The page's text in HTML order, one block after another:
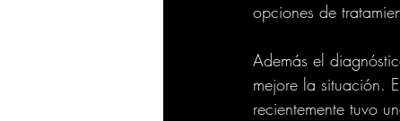
opciones de
Además el
mejore la situación.
recientemente tuvo